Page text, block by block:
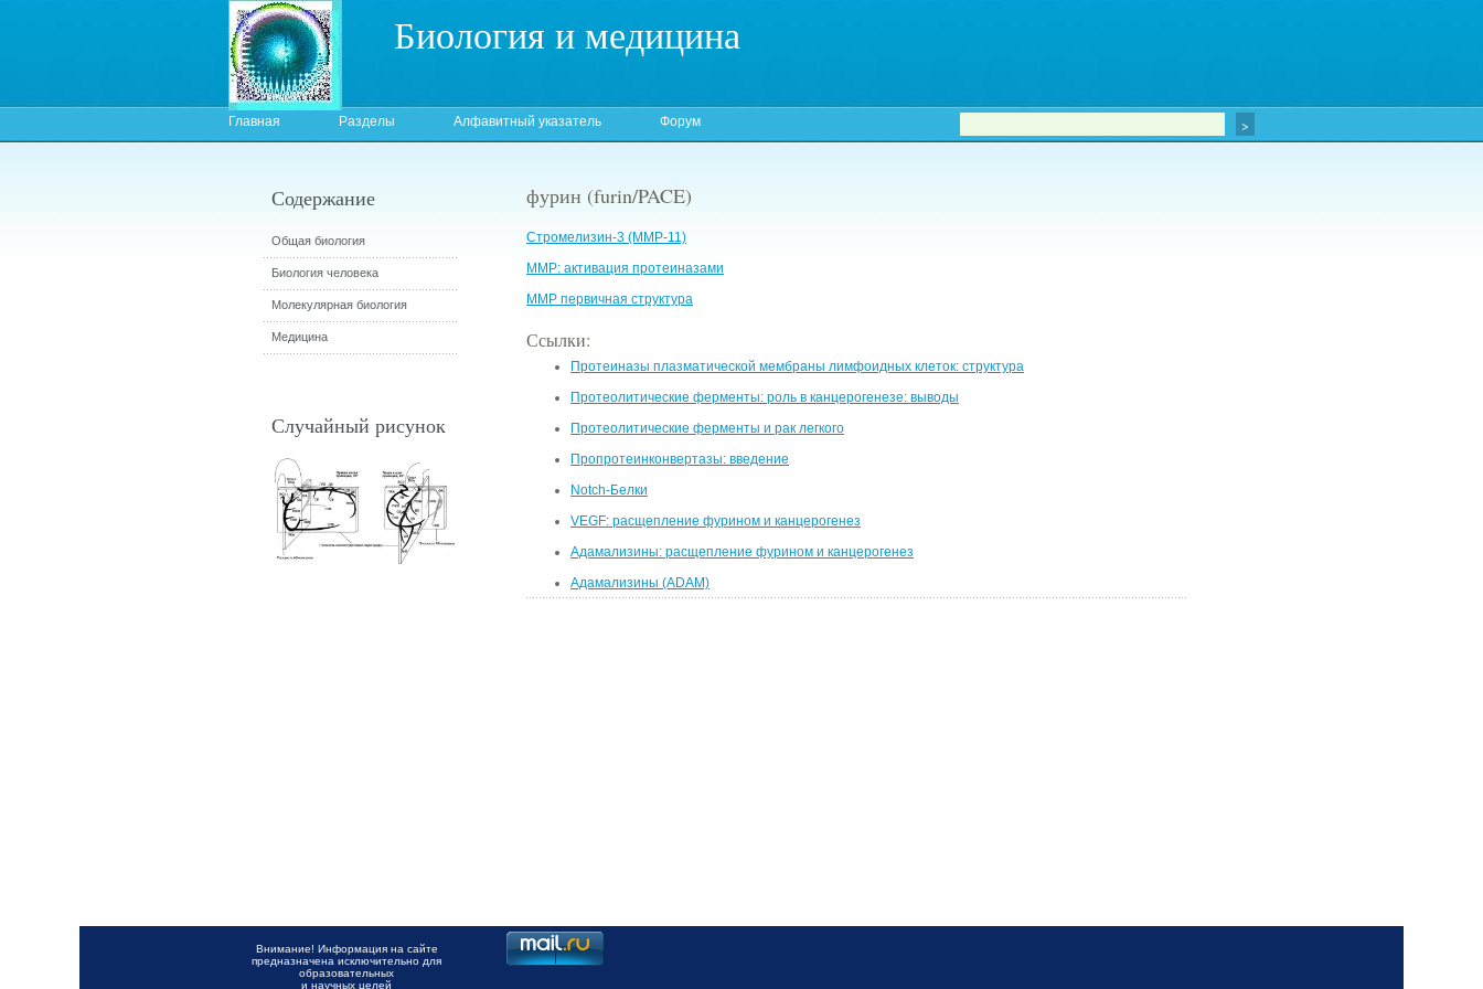
Биология и медицина
Главная Разделы Алфавитный указатель Форум
фурин (furin/PACE)
Стромелизин-3 (ММP-11)
MMP: активация протеиназами
MMP первичная структура
Ссылки:
Протеиназы плазматической мембраны лимфоидных клеток: структура
Протеолитические ферменты: роль в канцерогенезе: выводы
Протеолитические ферменты и рак легкого
Пропротеинконвертазы: введение
Notch-Белки
VEGF: расщепление фурином и канцерогенез
Адамализины: расщепление фурином и канцерогенез
Адамализины (ADAM)
Содержание
Общая биология
Биология человека
Молекулярная биология
Медицина
Случайный рисунок
Внимание! Информация на сайте
предназначена исключительно для
образовательных
и научных целей